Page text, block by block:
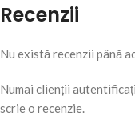
Recenzii
Nu există recenzii până
Numai clienții
scrie o recenzie.